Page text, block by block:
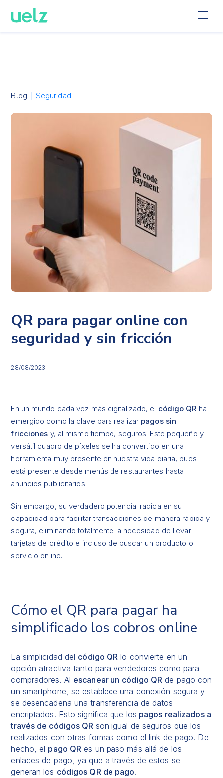
Blog Seguridad
QR para pagar online con
seguridad y sin fricción
28/08/2023
En un mundo cada vez más digitalizado, el código QR ha
emergido como la clave para realizar pagos sin
fricciones y, al mismo tiempo, seguros. Este pequeño y
versátil cuadro de píxeles se ha convertido en una
herramienta muy presente en nuestra vida diaria, pues
está presente desde menús de restaurantes hasta
anuncios publicitarios.
Sin embargo, su verdadero potencial radica en su
capacidad para facilitar transacciones de manera rápida y
segura, eliminando totalmente la necesidad de llevar
tarjetas de crédito e incluso de buscar un producto o
servicio online.
Cómo el QR para pagar ha
simplificado los cobros online
La simplicidad del código QR lo convierte en un
opción atractiva tanto para vendedores como para
compradores. Al escanear un código QR de pago con
un smartphone, se establece una conexión segura y
se desencadena una transferencia de datos
encriptados. Esto significa que los pagos realizados a
través de códigos QR son igual de seguros que los
realizados con otras formas como el link de pago. De
hecho, el pago QR es un paso más allá de los
enlaces de pago, ya que a través de estos se
generan los códigos QR de pago.